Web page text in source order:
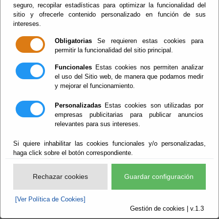
seguro, recopilar estadísticas para optimizar la funcionalidad del
sitio y ofrecerle contenido personalizado en función de sus
intereses.
Obligatorias Se requieren estas cookies para
permitir la funcionalidad del sitio principal.
Funcionales Estas cookies nos permiten analizar
el uso del Sitio web, de manera que podamos medir
y mejorar el funcionamiento.
Personalizadas Estas cookies son utilizadas por
empresas publicitarias para publicar anuncios
relevantes para sus intereses.
Si quiere inhabilitar las cookies funcionales y/o personalizadas,
haga click sobre el botón correspondiente.
Rechazar cookies Guardar configuración
[Ver Política de Cookies]
Gestión de cookies | v.1.3
Inicio - Iniciativas Europeas - VENTANILLA ÚNICA
FONDOS EUROPEOS DIPALME_ Convocatoria_
Vehículos_ Biorresiduos
Vigente.
VENTANILLA ÚNICA
FONDOS EUROPEOS
DIPALME_
Convocatoria_
Vehículos_
Biorresiduos